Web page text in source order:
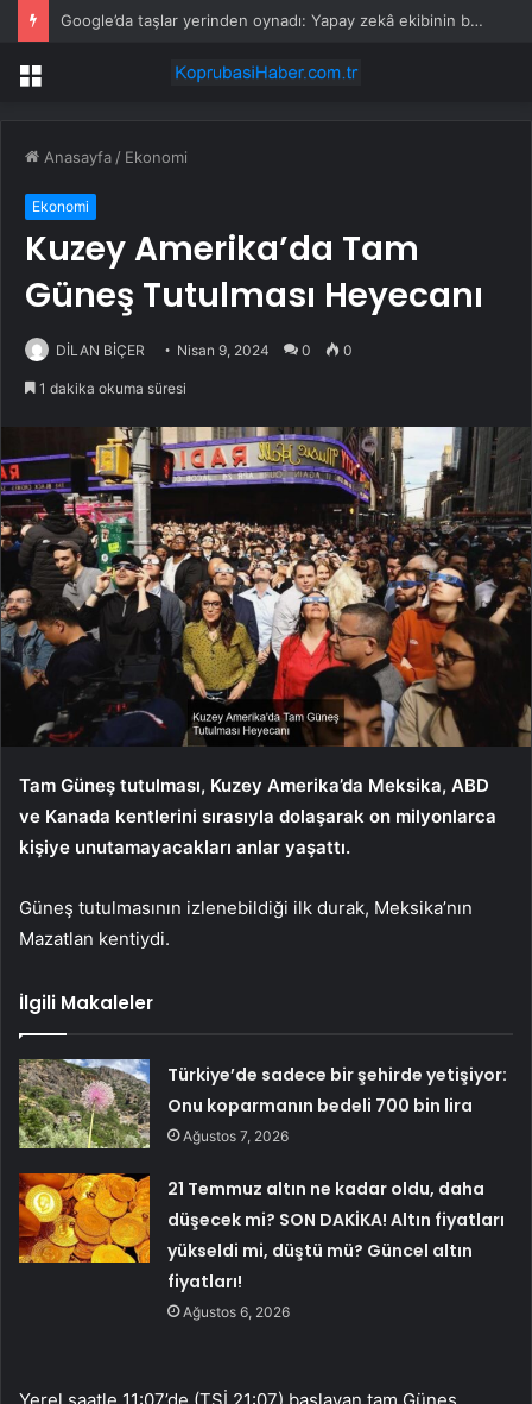
Google’da taşlar yerinden oynadı: Yapay zekâ ekibinin başında artık bir Türk var
Menü
Anasayfa / Ekonomi
Ekonomi
Kuzey Amerika’da Tam
Güneş Tutulması Heyecanı
DİLAN BİÇER Nisan 9, 2024 0 0
1 dakika okuma süresi
Tam Güneş tutulması, Kuzey Amerika’da Meksika, ABD
ve Kanada kentlerini sırasıyla dolaşarak on milyonlarca
kişiye unutamayacakları anlar yaşattı.
Güneş tutulmasının izlenebildiği ilk durak, Meksika’nın
Mazatlan kentiydi.
İlgili Makaleler
Türkiye’de sadece bir şehirde yetişiyor:
Onu koparmanın bedeli 700 bin lira
Ağustos 7, 2026
21 Temmuz altın ne kadar oldu, daha
düşecek mi? SON DAKİKA! Altın fiyatları
yükseldi mi, düştü mü? Güncel altın
fiyatları!
Ağustos 6, 2026